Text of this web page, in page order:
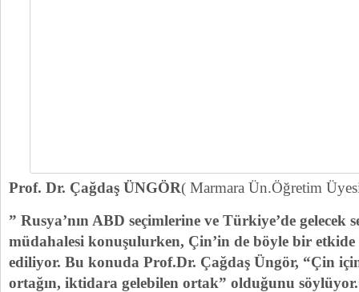
Prof. Dr. Çağdaş ÜNGÖR( Marmara Ün.Öğretim
” Rusya’nın ABD seçimlerine ve Türkiye’de gelecek
müdahalesi konuşulurken, Çin’in de böyle bir etkide
ediliyor. Bu konuda Prof.Dr. Çağdaş Üngör, “Çin
ortağın, iktidara gelebilen ortak” olduğunu